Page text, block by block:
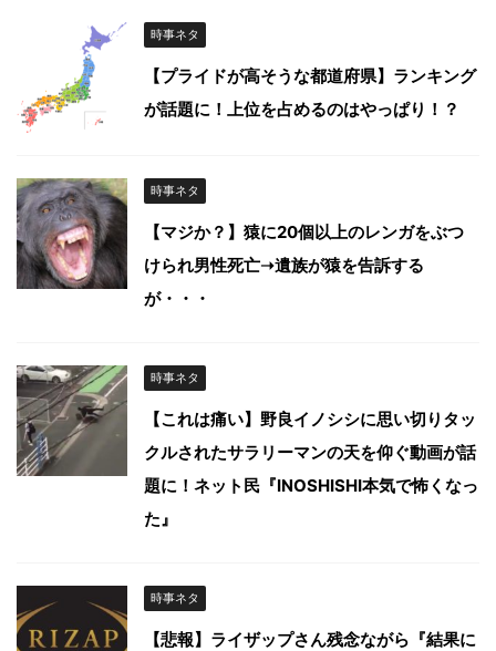
時事ネタ
【プライドが高そうな都道府県】ランキング
が話題に！上位を占めるのはやっぱり！？
時事ネタ
【マジか？】猿に20個以上のレンガをぶつ
けられ男性死亡➝遺族が猿を告訴する
が・・・
時事ネタ
【これは痛い】野良イノシシに思い切りタッ
クルされたサラリーマンの天を仰ぐ動画が話
題に！ネット民『INOSHISHI本気で怖くなっ
た』
時事ネタ
【悲報】ライザップさん残念ながら『結果に